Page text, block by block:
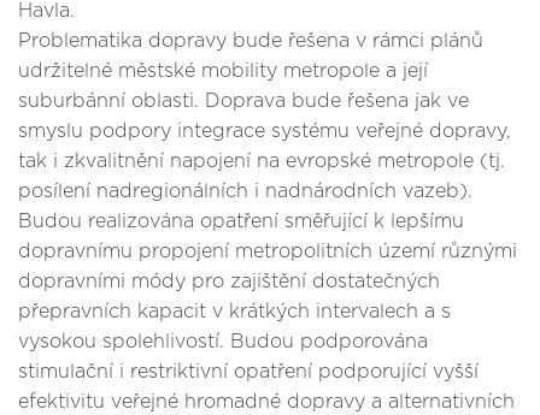
Havla.
Problematika dopravy bude řešena v rámci plánů
udržitelné městské mobility metropole a její
suburbánní oblasti. Doprava bude řešena jak ve
smyslu podpory integrace systému veřejné dopravy,
tak i zkvalitnění napojení na evropské metropole (tj.
posílení nadregionálních i nadnárodních vazeb).
Budou realizována opatření směřující k lepšímu
dopravnímu propojení metropolitních území různými
dopravními módy pro zajištění dostatečných
přepravních kapacit v krátkých intervalech a s
vysokou spolehlivostí. Budou podporována
stimulační i restriktivní opatření podporující vyšší
efektivitu veřejné hromadné dopravy a alternativních